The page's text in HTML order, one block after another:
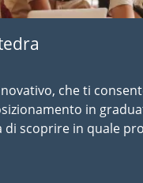
che ti
in
di scoprire in quale